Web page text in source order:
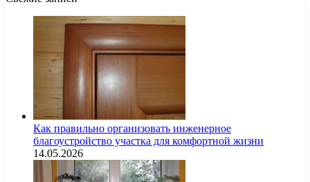
Как правильно организовать инженерное
благоустройство участка для комфортной жизни
14.05.2026